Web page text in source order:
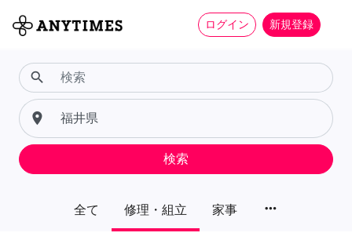
ログイン 新規登録
全て 修理・組立 家事 more_horiz
search
place
検索